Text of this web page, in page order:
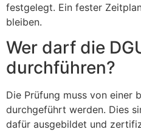
festgelegt. Ein fester
bleiben.
Wer darf die
durchführen?
Die Prüfung muss von einer
durchgeführt werden. Dies
dafür ausgebildet und